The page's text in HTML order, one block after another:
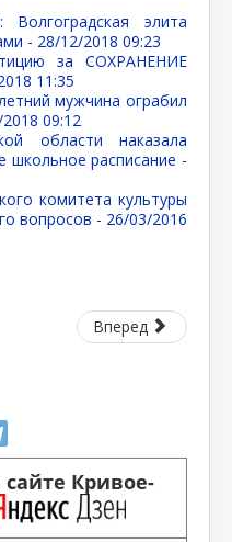
Волгоградская элита
- 28/12/2018 09:23
за СОХРАНЕНИЕ
11:35
мужчина ограбил
09:12
области наказала
школьное расписание -
комитета культуры
вопросов - 26/03/2016
Вперед
Кривое-